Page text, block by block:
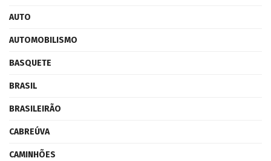
AUTO
AUTOMOBILISMO
BASQUETE
BRASIL
BRASILEIRÃO
CABREÚVA
CAMINHÕES